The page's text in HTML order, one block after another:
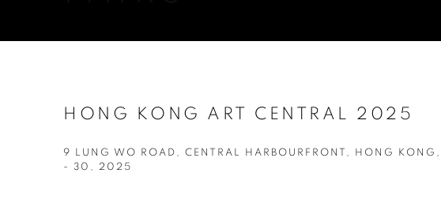
HONG KONG ART CENTRAL 2025
9 LUNG WO ROAD, CENTRAL HARBOURFRONT, HONG KONG,
- 30, 2025